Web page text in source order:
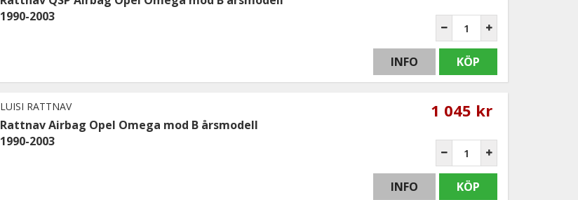
1990-2003
INFO KÖP
LUISI RATTNAV
Rattnav Airbag Opel Omega mod B årsmodell
1990-2003
1 045 kr
INFO KÖP